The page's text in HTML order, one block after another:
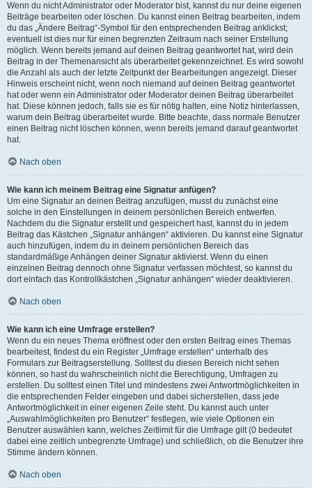
Wenn du nicht Administrator oder Moderator bist, kannst du nur deine eigenen
Beiträge bearbeiten oder löschen. Du kannst einen Beitrag bearbeiten, indem
du das „Ändere Beitrag“-Symbol für den entsprechenden Beitrag anklickst;
eventuell ist dies nur für einen begrenzten Zeitraum nach seiner Erstellung
möglich. Wenn bereits jemand auf deinen Beitrag geantwortet hat, wird dein
Beitrag in der Themenansicht als überarbeitet gekennzeichnet. Es wird sowohl
die Anzahl als auch der letzte Zeitpunkt der Bearbeitungen angezeigt. Dieser
Hinweis erscheint nicht, wenn noch niemand auf deinen Beitrag geantwortet
hat oder wenn ein Administrator oder Moderator deinen Beitrag überarbeitet
hat. Diese können jedoch, falls sie es für nötig halten, eine Notiz hinterlassen,
warum dein Beitrag überarbeitet wurde. Bitte beachte, dass normale Benutzer
einen Beitrag nicht löschen können, wenn bereits jemand darauf geantwortet
hat.
Nach oben
Wie kann ich meinem Beitrag eine Signatur anfügen?
Um eine Signatur an deinen Beitrag anzufügen, musst du zunächst eine
solche in den Einstellungen in deinem persönlichen Bereich entwerfen.
Nachdem du die Signatur erstellt und gespeichert hast, kannst du in jedem
Beitrag das Kästchen „Signatur anhängen“ aktivieren. Du kannst eine Signatur
auch hinzufügen, indem du in deinem persönlichen Bereich das
standardmäßige Anhängen deiner Signatur aktivierst. Wenn du einen
einzelnen Beitrag dennoch ohne Signatur verfassen möchtest, so kannst du
dort einfach das Kontrollkästchen „Signatur anhängen“ wieder deaktivieren.
Nach oben
Wie kann ich eine Umfrage erstellen?
Wenn du ein neues Thema eröffnest oder den ersten Beitrag eines Themas
bearbeitest, findest du ein Register „Umfrage erstellen“ unterhalb des
Formulars zur Beitragserstellung. Solltest du diesen Bereich nicht sehen
können, so hast du wahrscheinlich nicht die Berechtigung, Umfragen zu
erstellen. Du solltest einen Titel und mindestens zwei Antwortmöglichkeiten in
die entsprechenden Felder eingeben und dabei sicherstellen, dass jede
Antwortmöglichkeit in einer eigenen Zeile steht. Du kannst auch unter
„Auswahlmöglichkeiten pro Benutzer“ festlegen, wie viele Optionen ein
Benutzer auswählen kann, welches Zeitlimit für die Umfrage gilt (0 bedeutet
dabei eine zeitlich unbegrenzte Umfrage) und schließlich, ob die Benutzer ihre
Stimme ändern können.
Nach oben